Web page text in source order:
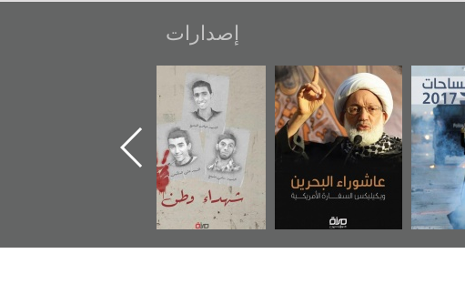
إصدارات
عاشوراء البحرين...
ويكيليكس السفارة
الأمريكية
شهداء وطن